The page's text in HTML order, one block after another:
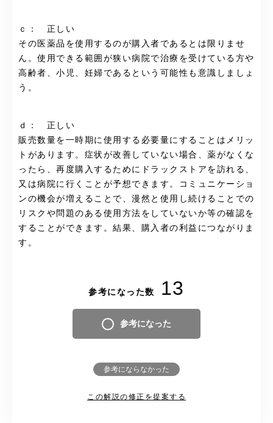
ｃ： 正しい
その医薬品を使用するのが購入者であるとは限りませ
ん。使用できる範囲が狭い病院で治療を受けている方や
高齢者、小児、妊婦であるという可能性も意識しましょ
う。
ｄ： 正しい
販売数量を一時期に使用する必要量にすることはメリッ
トがあります。症状が改善していない場合、薬がなくな
ったら、再度購入するためにドラックストアを訪れる、
又は病院に行くことが予想できます。コミュニケーショ
ンの機会が増えることで、漫然と使用し続けることでの
リスクや問題のある使用方法をしていないか等の確認を
することができます。結果、購入者の利益につながりま
す。
参考になった数 13
参考になった
参考にならなかった
この解説の修正を提案する